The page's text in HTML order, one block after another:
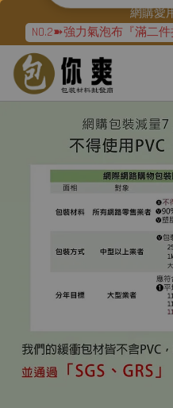
網購愛
NO.2➽強力氣泡布『滿二件